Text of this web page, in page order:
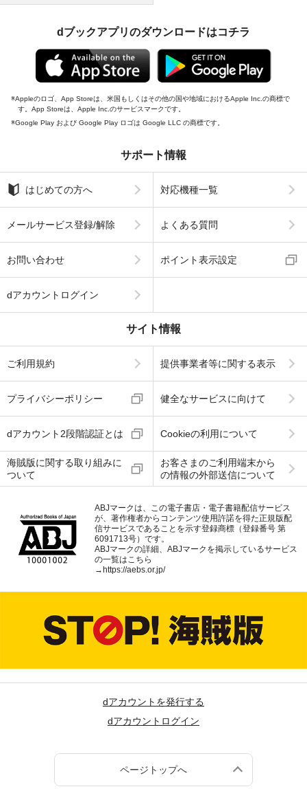
dブックアプリのダウンロードはコチラ
Appleのロゴ、App Storeは、米国もしくはその他の国や地域におけるApple Inc.の商標で
す。App Storeは、Apple Inc.のサービスマークです。
Google Play および Google Play ロゴは Google LLC の商標です。
サポート情報
はじめての方へ 対応機種一覧
メールサービス登録/解除 よくある質問
お問い合わせ ポイント表示設定
dアカウントログイン
サイト情報
ご利用規約 提供事業者等に関する表示
プライバシーポリシー 健全なサービスに向けて
dアカウント2段階認証とは Cookieの利用について
海賊版に関する取り組みに
ついて
お客さまのご利用端末から
の情報の外部送信について
ABJマークは、この電子書店・電子書籍配信サービス
が、著作権者からコンテンツ使用許諾を得た正規版配
信サービスであることを示す登録商標（登録番号 第
6091713号）です。
ABJマークの詳細、ABJマークを掲示しているサービス
の一覧はこちら
→ https://aebs.or.jp/
dアカウントを発行する
dアカウントログイン
ページトップへ